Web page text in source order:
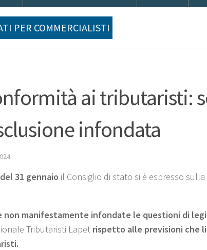
PER COMMERCIALISTI
ai tributaristi:
infondata
31 gennaio il Consiglio di stato si è espresso
non manifestamente infondate le questioni di
Tributaristi Lapet rispetto alle previsioni che